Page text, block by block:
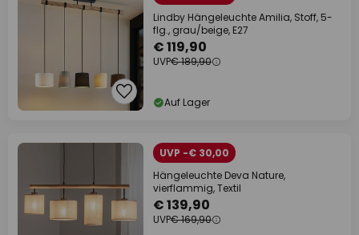
Lindby Hängeleuchte Amilia, Stoff, 5-
flg., grau/beige, E27
€ 119,90
UVP€ 189,90
Auf Lager
UVP -€ 30,00
Hängeleuchte Deva Nature,
vierflammig, Textil
€ 139,90
UVP€ 169,90